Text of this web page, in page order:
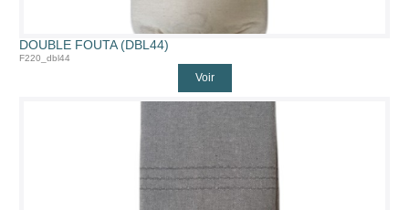
DOUBLE FOUTA (DBL44)
F220_dbl44
Voir